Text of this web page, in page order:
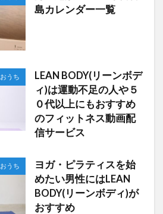
島カレンダー一覧
おうち
LEAN BODY(リーンボデ
ィ)は運動不足の人や５
０代以上にもおすすめ
のフィットネス動画配
信サービス
おうち
ヨガ・ピラティスを始
めたい男性にはLEAN
BODY(リーンボディ)が
おすすめ